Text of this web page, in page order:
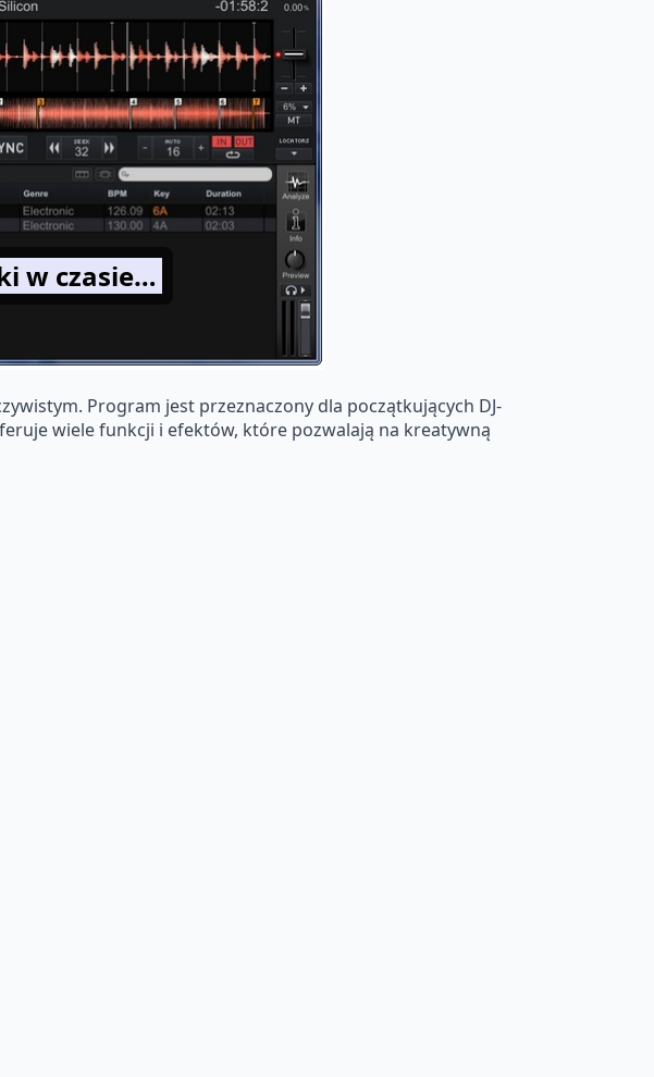
w czasie…
Program jest przeznaczony dla początkujących DJ-
wiele funkcji i efektów, które pozwalają na kreatywną